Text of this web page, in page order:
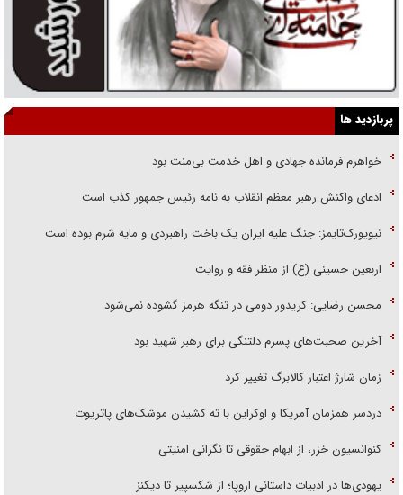
پربازدید ها
خواهرم فرمانده جهادی و اهل خدمت بی‌منت بود
ادعای واکنش رهبر معظم انقلاب به نامه رئیس جمهور کذب است
نیویورک‌تایمز: جنگ علیه ایران یک باخت راهبردی و مایه شرم بوده است
اربعین حسینی (ع) از منظر فقه و روایت
محسن رضایی: کریدور دومی در تنگه هرمز گشوده نمی‌شود
آخرین صحبت‌های پسرم دلتنگی برای رهبر شهید بود
زمان شارژ اعتبار کالابرگ تغییر کرد
دردسر همزمان آمریکا و اوکراین با ته کشیدن موشک‌های پاتریوت
کنوانسیون خزر، از ابهام حقوقی تا نگرانی امنیتی
یهودی‌ها در ادبیات داستانی اروپا؛ از شکسپیر تا دیکنز